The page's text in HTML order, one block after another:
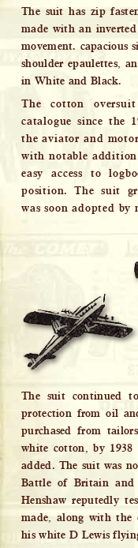
The suit has zip
made with an
movement. capacious
shoulder epaulettes,
in White and Black.
The cotton
catalogue since the
the aviator and
with notable addition
easy access to
position. The suit
was soon adopted
The suit continued
protection from oil
purchased from
white cotton, by 1938
added. The suit was
Battle of Britain
Henshaw reputedly
made, along with the
his white D Lewis